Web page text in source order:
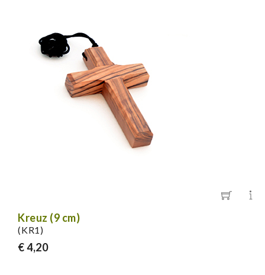
Kreuz (9 cm)
(KR1)
€ 4,20